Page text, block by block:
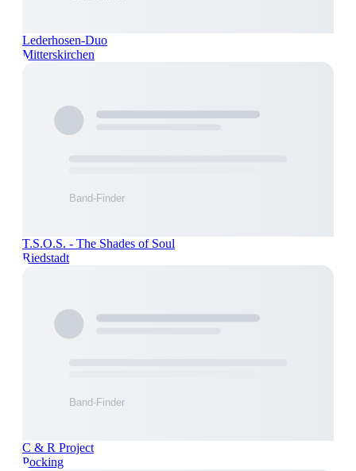
Lederhosen-Duo
Mitterskirchen
T.S.O.S. - The Shades of Soul
Riedstadt
C & R Project
Pocking